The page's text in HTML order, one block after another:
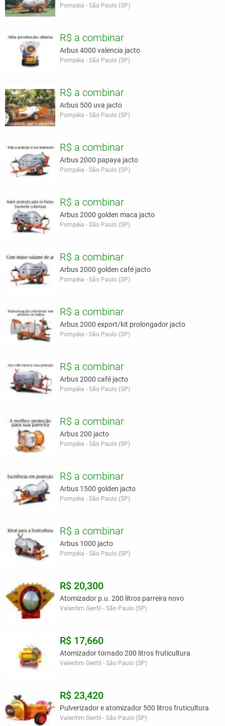
Pompéia - São Paulo (SP)
R$ a combinar
Arbus 4000 valencia jacto
Pompéia - São Paulo (SP)
R$ a combinar
Arbus 500 uva jacto
Pompéia - São Paulo (SP)
R$ a combinar
Arbus 2000 papaya jacto
Pompéia - São Paulo (SP)
R$ a combinar
Arbus 2000 golden maca jacto
Pompéia - São Paulo (SP)
R$ a combinar
Arbus 2000 golden café jacto
Pompéia - São Paulo (SP)
R$ a combinar
Arbus 2000 export/kit prolongador jacto
Pompéia - São Paulo (SP)
R$ a combinar
Arbus 2000 café jacto
Pompéia - São Paulo (SP)
R$ a combinar
Arbus 200 jacto
Pompéia - São Paulo (SP)
R$ a combinar
Arbus 1500 golden jacto
Pompéia - São Paulo (SP)
R$ a combinar
Arbus 1000 jacto
Pompéia - São Paulo (SP)
R$ 20,300
Atomizador p.u. 200 litros parreira novo
Valentim Gentil - São Paulo (SP)
R$ 17,660
Atomizador tornado 200 litros fruticultura
Valentim Gentil - São Paulo (SP)
R$ 23,420
Pulverizador e atomizador 500 litros fruticultura
Valentim Gentil - São Paulo (SP)